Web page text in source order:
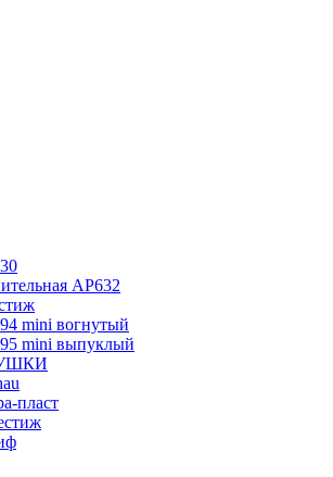
АР632
mini вогнутый
mini выпуклый
пласт